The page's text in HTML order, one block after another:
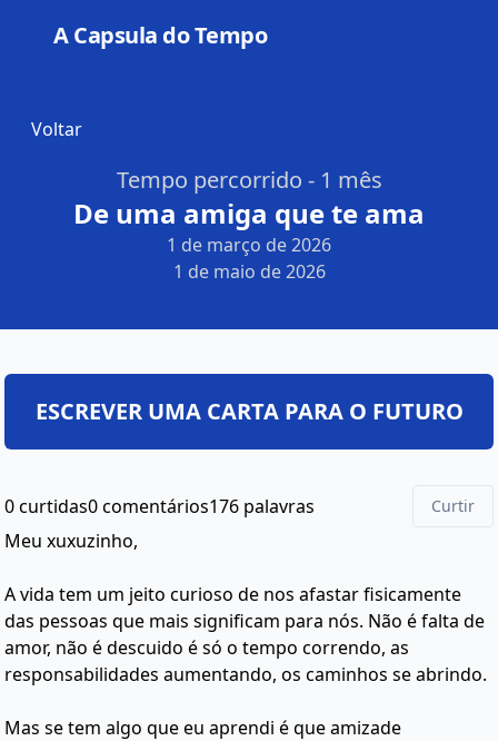
A Capsula do Tempo
Voltar
Tempo percorrido - 1 mês
De uma amiga que te ama
1 de março de 2026
1 de maio de 2026
0 curtidas0 comentários176 palavras Curtir
Meu xuxuzinho,
A vida tem um jeito curioso de nos afastar fisicamente
das pessoas que mais significam para nós. Não é falta de
amor, não é descuido é só o tempo correndo, as
responsabilidades aumentando, os caminhos se abrindo.
Mas se tem algo que eu aprendi é que amizade
ESCREVER UMA CARTA PARA O FUTURO